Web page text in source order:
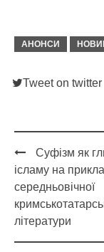
АНОНСИ
Tweet on twitter
Post
navigation
Суфізм як
ісламу на
середньовічної
літератури